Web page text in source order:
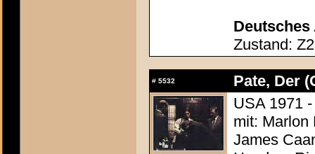
Deutsches
Zustand: Z2
# 5532
Pate, Der
USA 1971
mit: Marlon
James